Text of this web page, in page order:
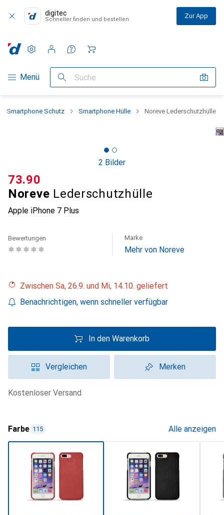
digitec
Schneller finden und bestellen Zur App
Navigation nach Kategorien
Menü Suche
Einstellungen
Kundenkonto
Vergleichslisten
Merklisten
Warenkorb
Smartphone Schutz Smartphone Hülle Noreve Lederschutzhülle
2 Bilder
Noreve Lederschutzhülle
Apple iPhone 7 Plus
CHF
73.90
Bewertungen Marke
Mehr von Noreve
Zwischen Sa, 26.9. und Mi, 14.10. geliefert
Benachrichtigen, wenn schneller verfügbar
In den Warenkorb
Vergleichen Merken
kostenloser Versand
Farbe 115 Alle anzeigen